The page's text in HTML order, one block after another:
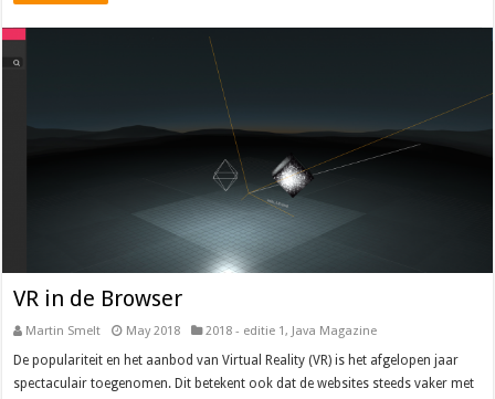
VR in de Browser
Martin Smelt May 2018 2018 - editie 1, Java Magazine
De populariteit en het aanbod van Virtual Reality (VR) is het afgelopen jaar
spectaculair toegenomen. Dit betekent ook dat de websites steeds vaker met